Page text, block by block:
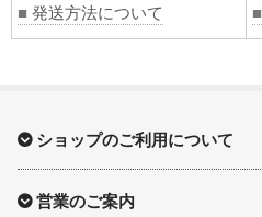
■ 発送方法について ■
ショップのご利用について
営業のご案内